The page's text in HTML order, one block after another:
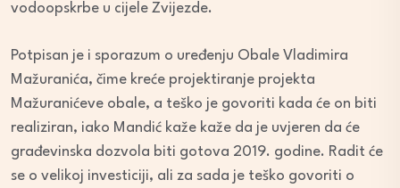
vodoopskrbe u cijele Zvijezde.
Potpisan je i sporazum o uređenju Obale Vladimira
Mažuranića, čime kreće projektiranje projekta
Mažuranićeve obale, a teško je govoriti kada će on biti
realiziran, iako Mandić kaže kaže da je uvjeren da će
građevinska dozvola biti gotova 2019. godine. Radit će
se o velikoj investiciji, ali za sada je teško govoriti o